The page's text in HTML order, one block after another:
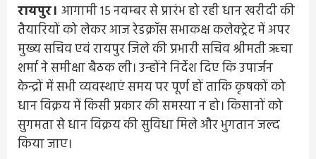
रायपुर। आगामी 15 नवम्बर से प्रारंभ हो रही धान खरीदी की
तैयारियों को लेकर आज रेडक्रॉस सभाकक्ष कलेक्ट्रेट में अपर
मुख्य सचिव एवं रायपुर जिले की प्रभारी सचिव श्रीमती ऋचा
शर्मा ने समीक्षा बैठक ली। उन्होंने निर्देश दिए कि उपार्जन
केन्द्रों में सभी व्यवस्थाएं समय पर पूर्ण हों ताकि कृषकों को
धान विक्रय में किसी प्रकार की समस्या न हो। किसानों को
सुगमता से धान विक्रय की सुविधा मिले और भुगतान जल्द
किया जाए।